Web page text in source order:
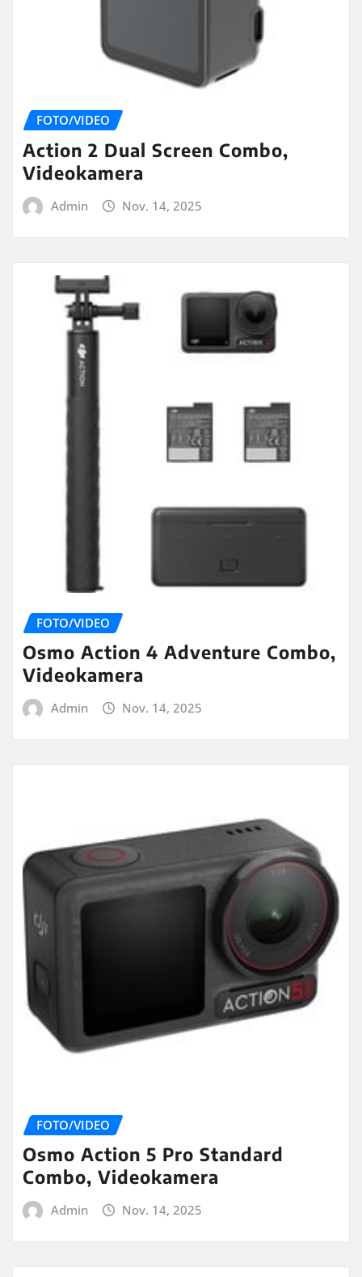
FOTO/VIDEO
Action 2 Dual Screen Combo,
Videokamera
Admin Nov. 14, 2025
FOTO/VIDEO
Osmo Action 4 Adventure Combo,
Videokamera
Admin Nov. 14, 2025
FOTO/VIDEO
Osmo Action 5 Pro Standard
Combo, Videokamera
Admin Nov. 14, 2025